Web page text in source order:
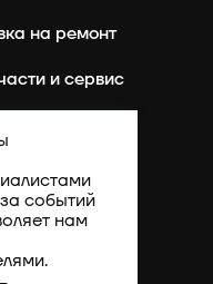
на ремонт
и сервис
событий
нам